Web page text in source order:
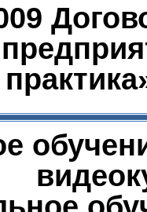
практика